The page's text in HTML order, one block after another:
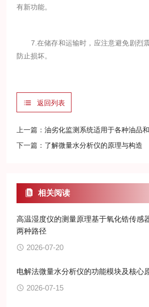
有新功能。
7.在储存和运输时，应注意避免剧烈
防止损坏。
返回列表
上一篇：油劣化监测系统适用于各种油品
下一篇： 了解微量水分析仪的原理与构造
相关阅读
高温湿度仪的测量原理基于氧化锆传感
两种路径
2026-07-20
电解法微量水分析仪的功能模块及核心
2026-07-15